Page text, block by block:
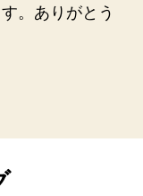
。ありがとう